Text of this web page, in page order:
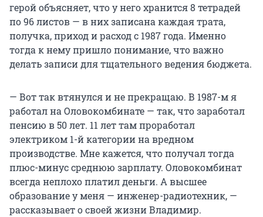
герой объясняет, что у него хранится 8 тетрадей
по 96 листов — в них записана каждая трата,
получка, приход и расход с 1987 года. Именно
тогда к нему пришло понимание, что важно
делать записи для тщательного ведения бюджета.
— Вот так втянулся и не прекращаю. В 1987-м я
работал на Оловокомбинате — так, что заработал
пенсию в 50 лет. 11 лет там проработал
электриком 1-й категории на вредном
производстве. Мне кажется, что получал тогда
плюс-минус среднюю зарплату. Оловокомбинат
всегда неплохо платил деньги. А высшее
образование у меня — инженер-радиотехник, —
рассказывает о своей жизни Владимир.